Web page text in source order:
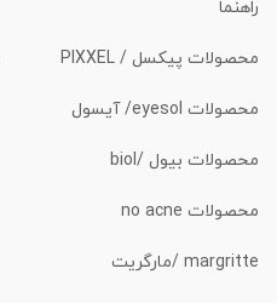
راهنما
محصولات پیکسل / PIXXEL
محصولات eyesol/ آیسول
محصولات بیول /biol
محصولات no acne
margritte /مارگریت